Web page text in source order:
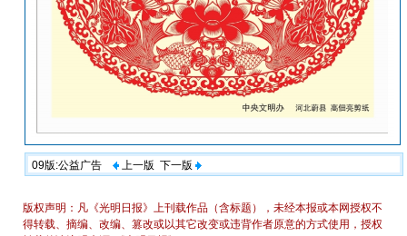
09版:公益广告 上一版 下一版